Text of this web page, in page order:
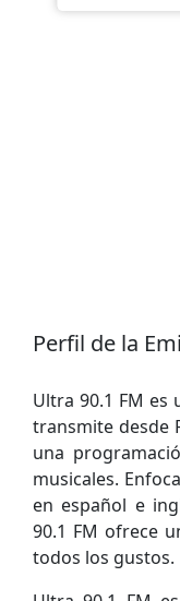
Perfil de la
Ultra 90.1 FM es
transmite desde
una
musicales.
en español e
90.1 FM ofrece
todos los gustos.